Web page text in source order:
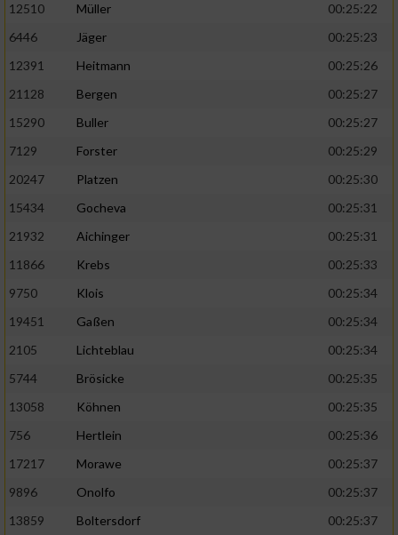
12510
Müller
00:25:22
6446
Jäger
00:25:23
12391
Heitmann
00:25:26
21128
Bergen
00:25:27
15290
Buller
00:25:27
7129
Forster
00:25:29
20247
Platzen
00:25:30
15434
Gocheva
00:25:31
21932
Aichinger
00:25:31
11866
Krebs
00:25:33
9750
Klois
00:25:34
19451
Gaßen
00:25:34
2105
Lichteblau
00:25:34
5744
Brösicke
00:25:35
13058
Köhnen
00:25:35
756
Hertlein
00:25:36
17217
Morawe
00:25:37
9896
Onolfo
00:25:37
13859
Boltersdorf
00:25:37